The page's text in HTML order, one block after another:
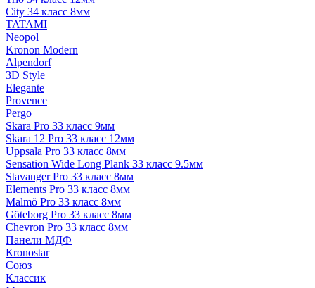
City 34 класс 8мм
TATAMI
Neopol
Kronon Modern
Alpendorf
3D Style
Elegante
Provence
Pergo
Skara Pro 33 класс 9мм
Skara 12 Pro 33 класс 12мм
Uppsala Pro 33 класс 8мм
Sensation Wide Long Plank 33 класс 9.5мм
Stavanger Pro 33 класс 8мм
Elements Pro 33 класс 8мм
Malmö Pro 33 класс 8мм
Göteborg Pro 33 класс 8мм
Chevron Pro 33 класс 8мм
Панели МДФ
Кronostar
Союз
Классик